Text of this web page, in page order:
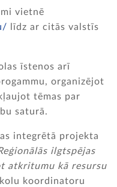
vietnē
līdz ar citās valstīs
īstenos arī
organizējot
tēmas par
saturā.
integrētā projekta
ilgtspējas
atkritumu kā resursu
koordinatoru